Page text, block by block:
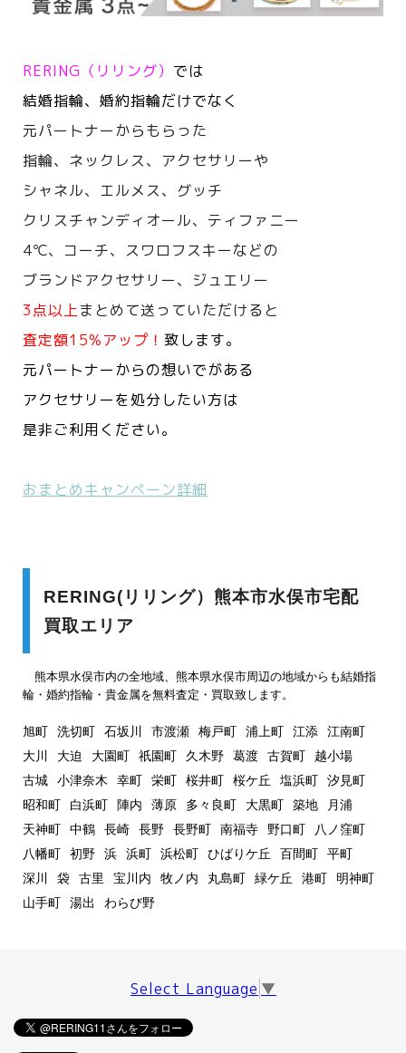
RERING（リリング） では
結婚指輪、婚約指輪だけでなく
元パートナーからもらった
指輪、ネックレス、アクセサリーや
シャネル、エルメス、 グッチ
クリスチャンディオール、ティファニー
4℃、コーチ、スワロフスキーなどの
ブランドアクセサリー、ジュエリー
3点以上まとめて送っていただけると
査定額15%アップ！ 致します。
元パートナーからの想いでがある
アクセサリーを処分したい方は
是非ご利用ください。
おまとめキャンペーン詳細
RERING(リリング）熊本市水俣市宅配
買取エリア
熊本県水俣市内の全地域、熊本県水俣市周辺の地域からも結婚指
輪・婚約指輪・貴金属を無料査定・買取致します。
旭町 洗切町 石坂川 市渡瀬 梅戸町 浦上町 江添
江南町
大川
大迫 大園町 祇園町 久木野 葛渡 古賀町
越小場
古城
小津奈木 幸町 栄町 桜井町 桜ケ丘 塩浜町
汐見町
昭和町
白浜町 陣内 薄原 多々良町 大黒町 築地
月浦
天神町
中鶴 長崎 長野 長野町 南福寺 野口町
八ノ窪町
八幡町
初野 浜 浜町 浜松町 ひばりケ丘 百間町
平町
深川
袋 古里 宝川内 牧ノ内 丸島町 緑ケ丘 港町
明神町
山手町
湯出 わらび野
Select Language ▼